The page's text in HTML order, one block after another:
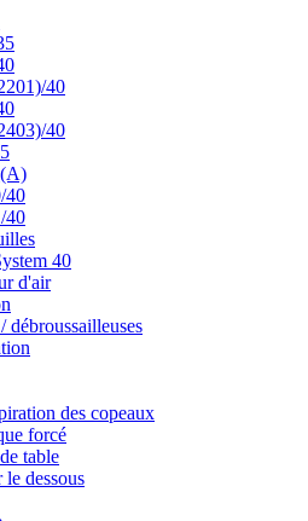
40
40
40
40
40
d'air
des copeaux
forcé
table
dessous